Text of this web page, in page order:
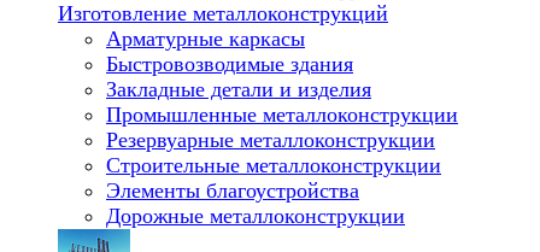
Изготовление металлоконструкций
Арматурные каркасы
Быстровозводимые здания
Закладные детали и изделия
Промышленные металлоконструкции
Резервуарные металлоконструкции
Строительные металлоконструкции
Элементы благоустройства
Дорожные металлоконструкции